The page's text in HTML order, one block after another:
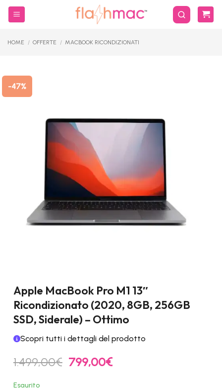
Salta
HOME / OFFERTE / MACBOOK RICONDIZIONATI
-47%
Apple MacBook Pro M1 13″
Ricondizionato (2020, 8GB, 256GB
SSD, Siderale) – Ottimo
Scopri tutti i dettagli del prodotto
1.499,00€ Il
prezzo
799,00€Il
Esaurito